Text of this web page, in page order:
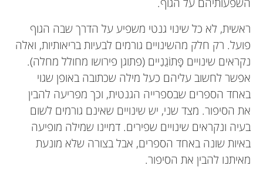
צילום ומשחקי קופסה עם חברים.
להבטיח נגישות לקהילות מגוונות ברחבי העולם.
10 שנים.
הציבור הרחב. יחד עם הצוות שלו, הוא עובד בשיתוף
פעולה הדוק עם הקהילה כדי להבטיח ששלל הקולות
יישמעו בצורה ברורה.
*
daniel.morenodeluca@ualberta.ca
ראשית, לא כל שינוי גנטי משפיע על הדרך שבה הגוף
פועל. רק חלק מהשינויים גורמים לבעיות בריאותיות, ואלה
נקראים שינויים פָּתוֹגֵנִיים (פתוגן פירושו מחולל מחלה).
אפשר לחשוב עליהם כעל מילה שכתובה באופן שגוי
באחד הספרים שבספרייה הגנטית, וכך מפריעה להבין
את הסיפור. מצד שני, יש שינויים שאינם גורמים לשום
בעיה ונקראים שינויים שפירים. דמיינו שמילה מופיעה
באיות שונה באחד הספרים, אבל בצורה שלא מונעת
מאיתנו להבין את הסיפור.